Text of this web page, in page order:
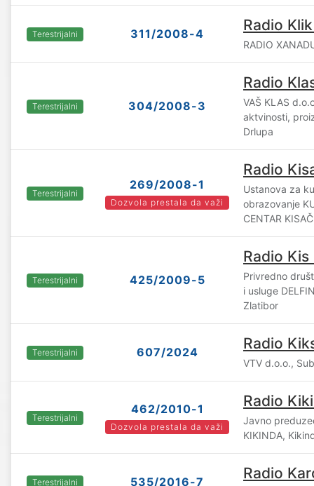
Terestrijalni 311/2008-4 Radio
RADIO
Terestrijalni 304/2008-3
Radio
VAŠ KLAS
aktvinosti,
Drlupa
Terestrijalni
269/2008-1
Dozvola prestala da važi
Radio
Ustanova za
obrazovanje
CENTAR
Terestrijalni 425/2009-5
Radio
Privredno
i usluge
Zlatibor
Terestrijalni 607/2024 Radio
VTV d.o.o.,
Terestrijalni
462/2010-1
Dozvola prestala da važi
Radio
Javno
KIKINDA,
Terestrijalni 535/2016-7 Radio